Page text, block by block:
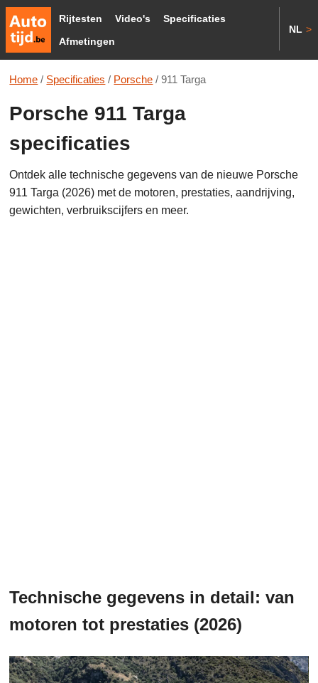
Rijtesten Video's
Specificaties
Afmetingen
NL >
Home / Specificaties / Porsche / 911 Targa
Porsche 911 Targa
specificaties
Ontdek alle technische gegevens van de nieuwe Porsche
911 Targa (2026) met de motoren, prestaties, aandrijving,
gewichten, verbruikscijfers en meer.
Technische gegevens in detail: van
motoren tot prestaties (2026)